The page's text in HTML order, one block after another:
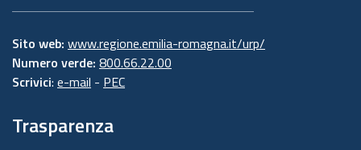
Sito web: www.regione.emilia-romagna.it/urp/
Numero verde: 800.66.22.00
Scrivici: e-mail - PEC
Trasparenza